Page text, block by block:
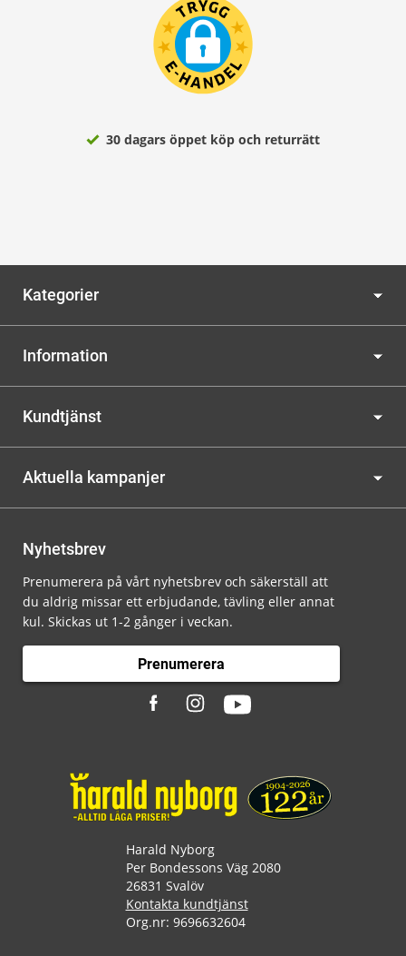
30 dagars öppet köp och returrätt
Kategorier
Information
Kundtjänst
Aktuella kampanjer
Nyhetsbrev
Prenumerera på vårt nyhetsbrev och säkerställ att
du aldrig missar ett erbjudande, tävling eller annat
kul. Skickas ut 1-2 gånger i veckan.
Prenumerera
Harald Nyborg
Per Bondessons Väg 2080
26831 Svalöv
Kontakta kundtjänst
Org.nr: 9696632604